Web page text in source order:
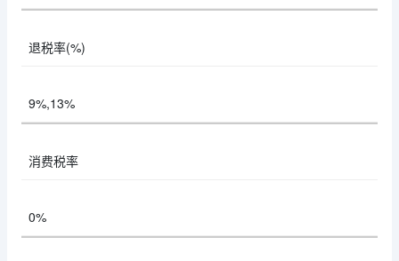
退税率(%)
9%,13%
消费税率
0%